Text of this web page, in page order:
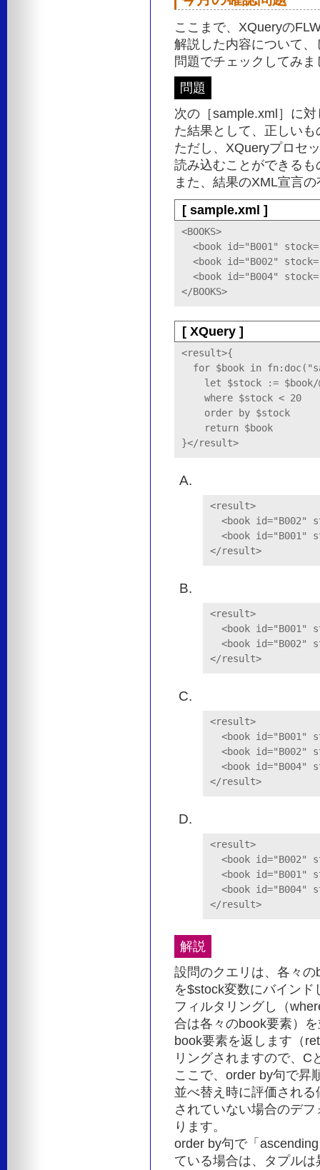
ここまで、XQueryの
解説した内容について
問題でチェックしてみま
問題
次の［sample.xml］に
た結果として、正しい
ただし、XQueryプロセ
読み込むことができるも
また、結果のXML宣言
[ sample.xml ]
<BOOKS>
<book id="B001"
<book id="B002"
<book id="B004"
</BOOKS>
[ XQuery ]
<result>{
for $book in
let $stock :=
    where $stock < 20
    order by $stock
    return $book
}</result>
<result>
<book id="B002"
<book id="B001"
</result>
<result>
<book id="B001"
<book id="B002"
</result>
<result>
<book id="B001"
<book id="B002"
<book id="B004"
</result>
<result>
<book id="B002"
<book id="B001"
<book id="B004"
</result>
解説
設問のクエリは、各々
を$stock変数にバイン
フィルタリングし（
合は各々のbook要素）
book要素を返します（
リングされますので、C
ここで、order by句で昇
並べ替え時に評価され
されていない場合のデ
ります。
order by句で「
ている場合は、タプル